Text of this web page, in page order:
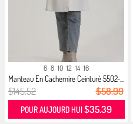
6 8 10 12 14 16
Manteau En Cachemire Ceinturé 5502-...
$145.52 $58.99
POUR AUJOURD HUI$35.39